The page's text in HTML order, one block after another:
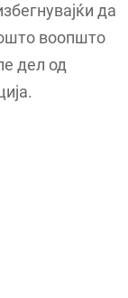
да
воопшто
дел од